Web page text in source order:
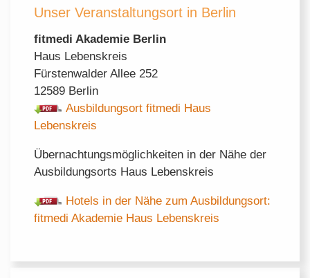
Unser Veranstaltungsort in Berlin
fitmedi Akademie Berlin
Haus Lebenskreis
Fürstenwalder Allee 252
12589 Berlin
Ausbildungsort fitmedi Haus
Lebenskreis
Übernachtungsmöglichkeiten in der Nähe der
Ausbildungsorts Haus Lebenskreis
Hotels in der Nähe zum Ausbildungsort:
fitmedi Akademie Haus Lebenskreis